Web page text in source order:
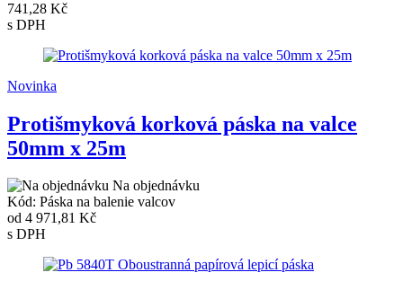
741,28 Kč
s DPH
Novinka
Protišmyková korková páska na valce
50mm x 25m
Na objednávku
Kód: Páska na balenie valcov
od 4 971,81 Kč
s DPH